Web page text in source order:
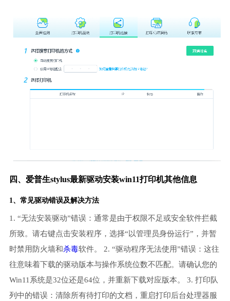
四、爱普生stylus最新驱动安装win11打印机其他信息
1、常见驱动错误及解决方法
1. “无法安装驱动”错误：通常是由于权限不足或安全软件拦截
所致。请右键点击安装程序，选择“以管理员身份运行”，并暂
时禁用防火墙和杀毒软件。 2. “驱动程序无法使用”错误：这往
往意味着下载的驱动版本与操作系统位数不匹配。请确认您的
Win11系统是32位还是64位，并重新下载对应版本。 3. 打印队
列中的错误：清除所有待打印的文档，重启打印后台处理器服